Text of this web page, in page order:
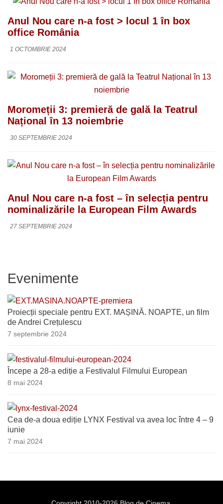
Anul Nou care n-a fost > locul 1 în box
office România
1 OCTOMBRIE 2024
Moromeții 3: premieră de gală la Teatrul
Național în 13 noiembrie
30 SEPTEMBRIE 2024
Anul Nou care n-a fost – în selecția pentru
nominalizările la European Film Awards
27 SEPTEMBRIE 2024
Evenimente
Proiecții speciale pentru EXT. MAȘINĂ. NOAPTE, un film
de Andrei Crețulescu
7 septembrie 2024
Începe a 28-a ediție a Festivalul Filmului European
8 mai 2024
Cea de-a doua ediție LYNX Festival va avea loc între 4 – 9
iunie
7 mai 2024